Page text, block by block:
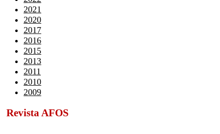
2021
2020
2017
2016
2015
2013
2011
2010
2009
Revista AFOS